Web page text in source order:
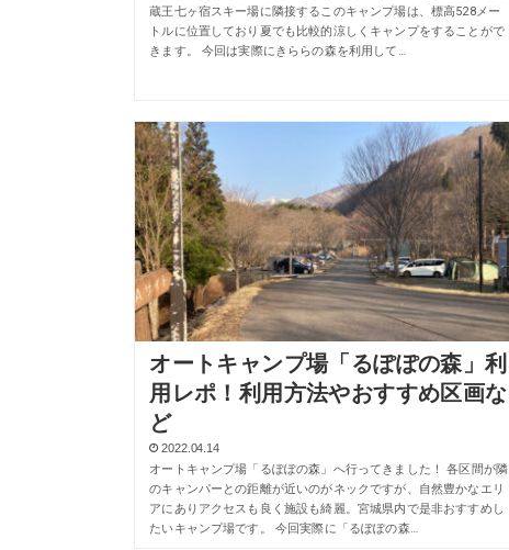
蔵王七ヶ宿スキー場に隣接するこのキャンプ場は、標高528メー
トルに位置しており夏でも比較的涼しくキャンプをすることがで
きます。 今回は実際にきららの森を利用して…
オートキャンプ場「るぽぽの森」利
用レポ！利用方法やおすすめ区画な
ど
2022.04.14
オートキャンプ場「るぽぽの森」へ行ってきました！ 各区間が隣
のキャンパーとの距離が近いのがネックですが、自然豊かなエリ
アにありアクセスも良く施設も綺麗。宮城県内で是非おすすめし
たいキャンプ場です。 今回実際に「るぽぽの森…